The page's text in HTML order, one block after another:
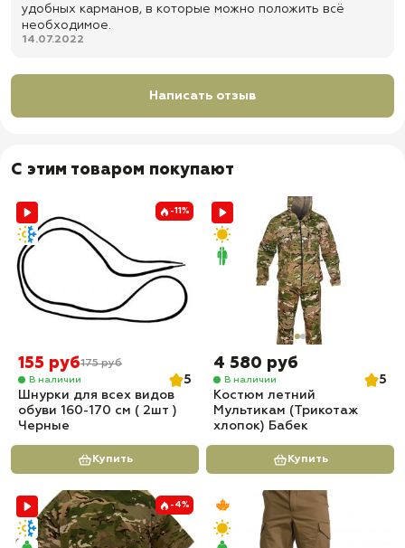
✅ Цвет: болото
✅ Размерная категория: Великан
города, рыбалки, охоты, туризма, походов, леса, горной местности и
удобных карманов, в которые можно положить всё
необходимое.
14.07.2022
Написать отзыв
С этим товаром покупают
-11%
155 руб175 руб
В наличии
5
Шнурки для всех видов
обуви 160-170 см ( 2шт )
Черные
Купить
4 580 руб
В наличии
5
Костюм летний
Мультикам (Трикотаж
хлопок) Бабек
Купить
-4%